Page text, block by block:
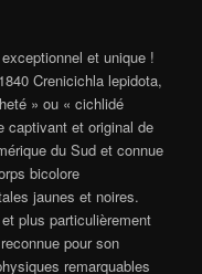
et unique !
Crenicichla lepidota,
» ou « cichlidé
captivant et original de
du Sud et connue
bicolore
jaunes et noires.
plus particulièrement
pour son
remarquables